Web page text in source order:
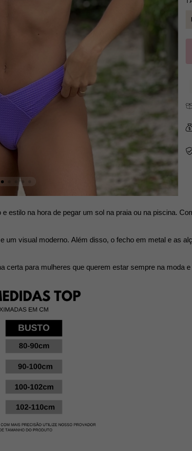
estilo na hora de pegar um sol na praia ou na piscina.
um visual moderno. Além disso, o fecho em metal e as
certa para mulheres que querem estar sempre na moda